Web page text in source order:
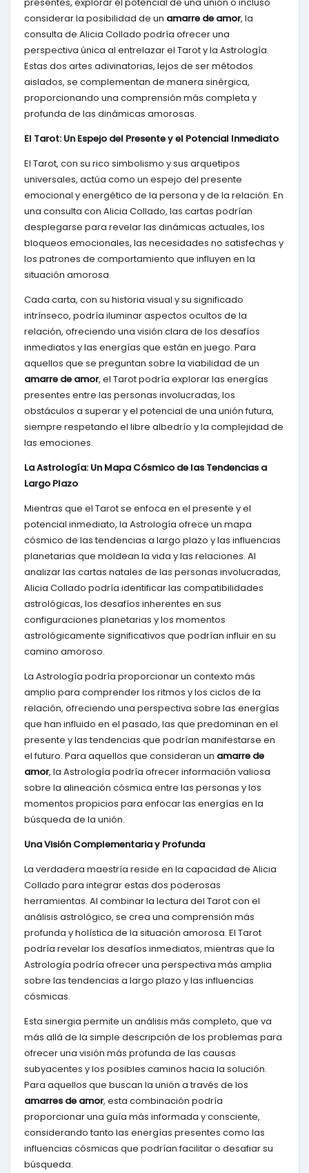
considerar la posibilidad de un amarre de amor, la
consulta de Alicia Collado podría ofrecer una
perspectiva única al entrelazar el Tarot y la Astrología.
Estas dos artes adivinatorias, lejos de ser métodos
aislados, se complementan de manera sinérgica,
proporcionando una comprensión más completa y
profunda de las dinámicas amorosas.
El Tarot: Un Espejo del Presente y el Potencial Inmediato
El Tarot, con su rico simbolismo y sus arquetipos
universales, actúa como un espejo del presente
emocional y energético de la persona y de la relación. En
una consulta con Alicia Collado, las cartas podrían
desplegarse para revelar las dinámicas actuales, los
bloqueos emocionales, las necesidades no satisfechas y
los patrones de comportamiento que influyen en la
situación amorosa.
Cada carta, con su historia visual y su significado
intrínseco, podría iluminar aspectos ocultos de la
relación, ofreciendo una visión clara de los desafíos
inmediatos y las energías que están en juego. Para
aquellos que se preguntan sobre la viabilidad de un
amarre de amor, el Tarot podría explorar las energías
presentes entre las personas involucradas, los
obstáculos a superar y el potencial de una unión futura,
siempre respetando el libre albedrío y la complejidad de
las emociones.
La Astrología: Un Mapa Cósmico de las Tendencias a
Largo Plazo
Mientras que el Tarot se enfoca en el presente y el
potencial inmediato, la Astrología ofrece un mapa
cósmico de las tendencias a largo plazo y las influencias
planetarias que moldean la vida y las relaciones. Al
analizar las cartas natales de las personas involucradas,
Alicia Collado podría identificar las compatibilidades
astrológicas, los desafíos inherentes en sus
configuraciones planetarias y los momentos
astrológicamente significativos que podrían influir en su
camino amoroso.
La Astrología podría proporcionar un contexto más
amplio para comprender los ritmos y los ciclos de la
relación, ofreciendo una perspectiva sobre las energías
que han influido en el pasado, las que predominan en el
presente y las tendencias que podrían manifestarse en
el futuro. Para aquellos que consideran un amarre de
amor, la Astrología podría ofrecer información valiosa
sobre la alineación cósmica entre las personas y los
momentos propicios para enfocar las energías en la
búsqueda de la unión.
Una Visión Complementaria y Profunda
La verdadera maestría reside en la capacidad de Alicia
Collado para integrar estas dos poderosas
herramientas. Al combinar la lectura del Tarot con el
análisis astrológico, se crea una comprensión más
profunda y holística de la situación amorosa. El Tarot
podría revelar los desafíos inmediatos, mientras que la
Astrología podría ofrecer una perspectiva más amplia
sobre las tendencias a largo plazo y las influencias
cósmicas.
Esta sinergia permite un análisis más completo, que va
más allá de la simple descripción de los problemas para
ofrecer una visión más profunda de las causas
subyacentes y los posibles caminos hacia la solución.
Para aquellos que buscan la unión a través de los
amarres de amor, esta combinación podría
proporcionar una guía más informada y consciente,
considerando tanto las energías presentes como las
influencias cósmicas que podrían facilitar o desafiar su
búsqueda.